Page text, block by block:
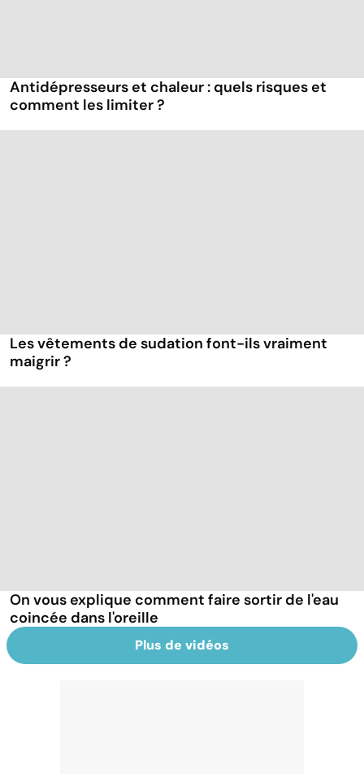
Antidépresseurs et chaleur : quels risques et
comment les limiter ?
Les vêtements de sudation font-ils vraiment
maigrir ?
On vous explique comment faire sortir de l'eau
coincée dans l'oreille
Plus de vidéos